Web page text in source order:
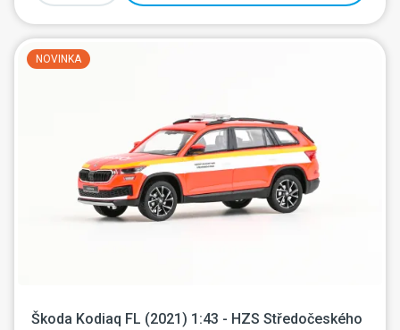
NOVINKA
Škoda Kodiaq FL (2021) 1:43 - HZS Středočeského